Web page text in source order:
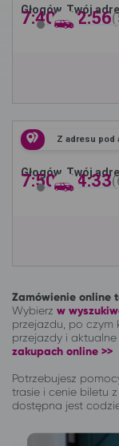
Głogów, Twój
7:40 -12:56
Z adresu pod
Głogów, Twój
7:50 -14:33
Zamówienie online
Wybierz w
przejazdu, po czym
przejazdy i aktualne
zakupach online >>
Potrzebujesz
trasie i cenie biletu
dostępna jest